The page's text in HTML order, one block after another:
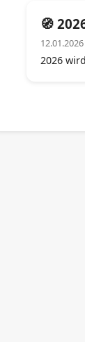
🧭
12.01.2026
2026